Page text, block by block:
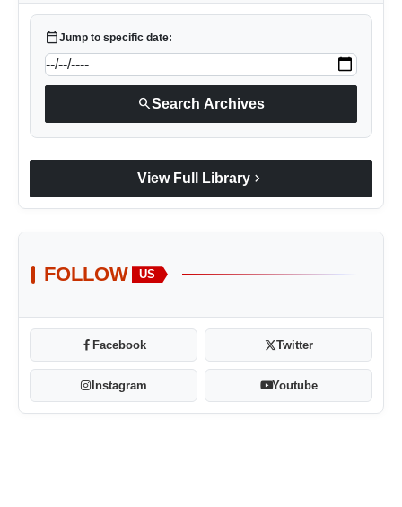
calendar_todayJump to specific date:
searchSearch Archives
View Full Library chevron_right
FOLLOW US
Facebook Twitter
Instagram Youtube